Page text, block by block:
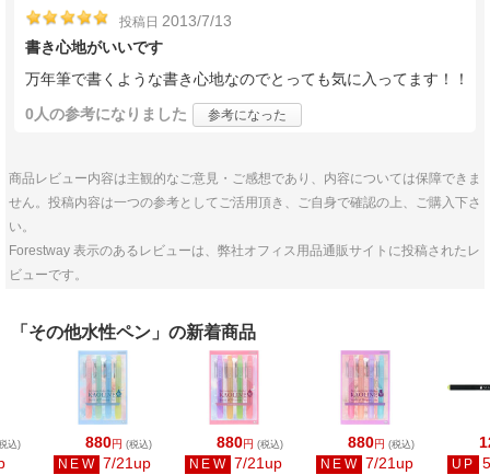
投稿日 2013/7/13
書き心地がいいです
万年筆で書くような書き心地なのでとっても気に入ってます！！
0人の参考になりました 参考になった
商品レビュー内容は主観的なご意見・ご感想であり、内容については保障できま
せん。投稿内容は一つの参考としてご活用頂き、ご自身で確認の上、ご購入下さ
い。
Forestway 表示のあるレビューは、弊社オフィス用品通販サイトに投稿されたレ
ビューです。
「その他水性ペン」の新着商品
880円 (税込)
NEW 7/21up
880円 (税込)
NEW 7/21up
880円 (税込)
NEW 7/21up UP
込)